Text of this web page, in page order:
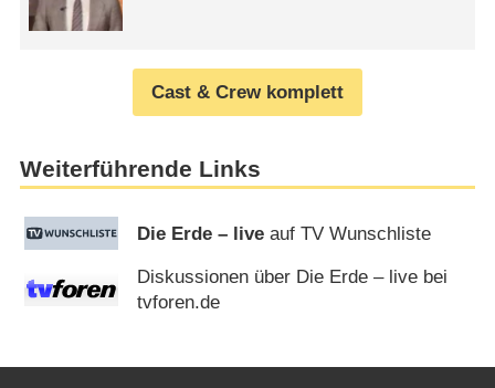
Cast & Crew komplett
Weiterführende Links
Die Erde – live auf TV Wunschliste
Diskussionen über Die Erde – live bei
tvforen.de